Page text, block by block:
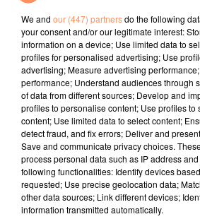
fil actus
4 juillet 2022
Radio Star Live avec Dadju
27 juin 2022
Marseille : une application
relation extras et...
27 juin 2022
Le cocholed pour jouer à la
jusqu'au bout de la nuit !
We and our (447) partnersdo the following
your consent and/or our legitimate interest:
information on a device; Use limited data to
profiles for personalised advertising; Use
advertising; Measure advertising
performance; Understand audiences through
of data from different sources; Develop and
profiles to personalise content; Use profiles to
content; Use limited data to select content;
detect fraud, and fix errors; Deliver and
Save and communicate privacy choices.
process personal data such as IP address
following functionalities: Identify devices
requested; Use precise geolocation data;
other data sources; Link different devices;
information transmitted automatically.